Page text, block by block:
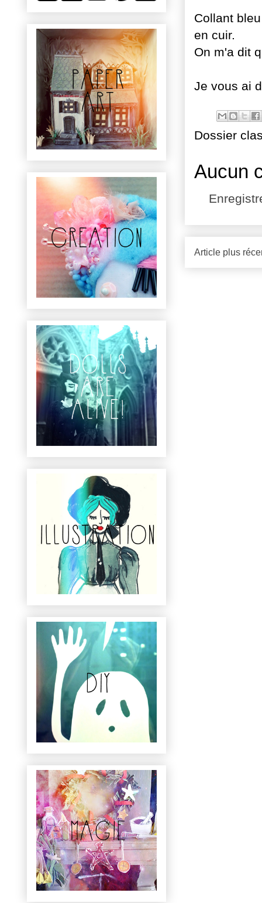
Collant
en cuir.
On m'a dit
Je vous ai
Dossier
Aucun
Article plus